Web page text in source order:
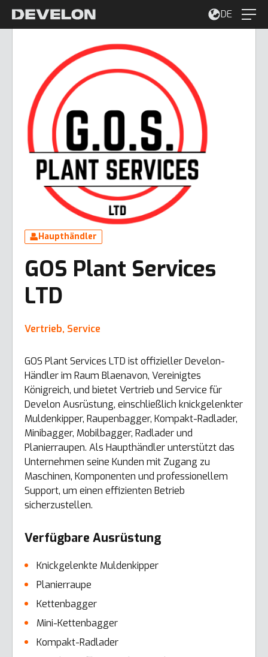
DE
Haupthändler
GOS Plant Services
LTD
Vertrieb, Service
GOS Plant Services LTD ist offizieller Develon-
Händler im Raum Blaenavon, Vereinigtes
Königreich, und bietet Vertrieb und Service für
Develon Ausrüstung, einschließlich knickgelenkter
Muldenkipper, Raupenbagger, Kompakt-Radlader,
Minibagger, Mobilbagger, Radlader und
Planierraupen. Als Haupthändler unterstützt das
Unternehmen seine Kunden mit Zugang zu
Maschinen, Komponenten und professionellem
Support, um einen effizienten Betrieb
sicherzustellen.
Verfügbare Ausrüstung
Knickgelenkte Muldenkipper
Planierraupe
Kettenbagger
Mini-Kettenbagger
Kompakt-Radlader